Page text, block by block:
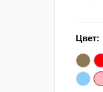
Цвет: